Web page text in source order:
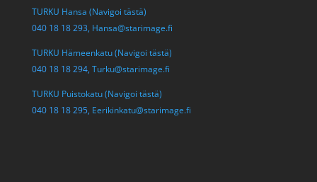
TURKU Hansa (Navigoi tästä)
040 18 18 293, Hansa@starimage.fi
TURKU Hämeenkatu (Navigoi tästä)
040 18 18 294, Turku@starimage.fi
TURKU Puistokatu (Navigoi tästä)
040 18 18 295, Eerikinkatu@starimage.fi